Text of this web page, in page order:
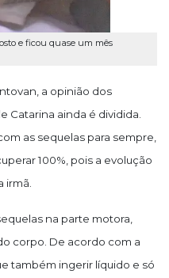
e ficou quase um mês
a opinião dos
Catarina ainda é dividida.
as sequelas para sempre,
100%, pois a evolução
irmã.
na parte motora,
corpo. De acordo com a
também ingerir líquido e só